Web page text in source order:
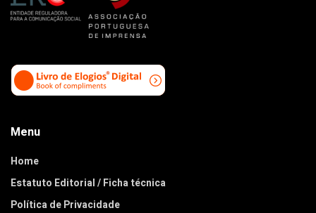
Menu
Home
Estatuto Editorial / Ficha técnica
Política de Privacidade